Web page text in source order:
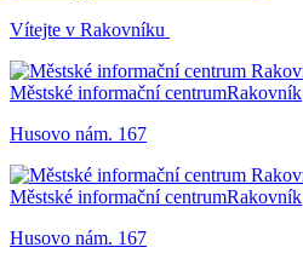
Vítejte v Rakovníku
Městské informační centrumRakovník
Husovo nám. 167
Městské informační centrumRakovník
Husovo nám. 167